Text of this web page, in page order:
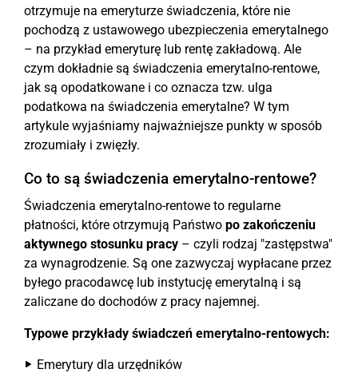
otrzymuje na emeryturze świadczenia, które nie
pochodzą z ustawowego ubezpieczenia emerytalnego
– na przykład emeryturę lub rentę zakładową. Ale
czym dokładnie są świadczenia emerytalno-rentowe,
jak są opodatkowane i co oznacza tzw. ulga
podatkowa na świadczenia emerytalne? W tym
artykule wyjaśniamy najważniejsze punkty w sposób
zrozumiały i zwięzły.
Co to są świadczenia emerytalno-rentowe?
Świadczenia emerytalno-rentowe to regularne
płatności, które otrzymują Państwo po zakończeniu
aktywnego stosunku pracy – czyli rodzaj "zastępstwa"
za wynagrodzenie. Są one zazwyczaj wypłacane przez
byłego pracodawcę lub instytucję emerytalną i są
zaliczane do dochodów z pracy najemnej.
Typowe przykłady świadczeń emerytalno-rentowych:
Emerytury dla urzędników